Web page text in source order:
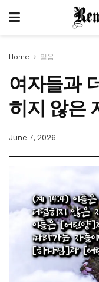
Home 믿음
여자들과
히지 않은
June 7, 2026